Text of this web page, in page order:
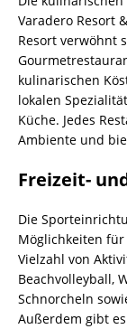
Varadero Resort
Resort verwöhnt
kulinarischen
lokalen
Küche. Jedes
Ambiente und
Freizeit-
Die
Möglichkeiten
Vielzahl von
Beachvolleyball,
Schnorcheln
Außerdem gibt